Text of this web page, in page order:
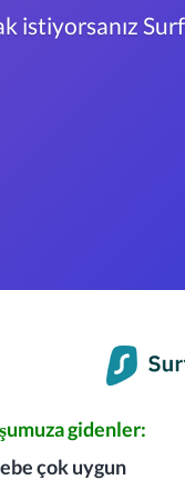
istiyorsanız
gidenler:
çok uygun